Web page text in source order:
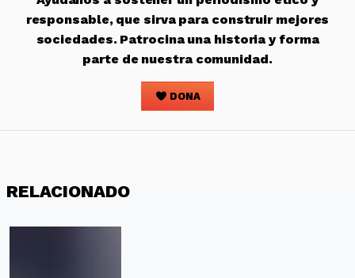
responsable, que sirva para construir mejores
sociedades. Patrocina una historia y forma
parte de nuestra comunidad.
DONA
RELACIONADO